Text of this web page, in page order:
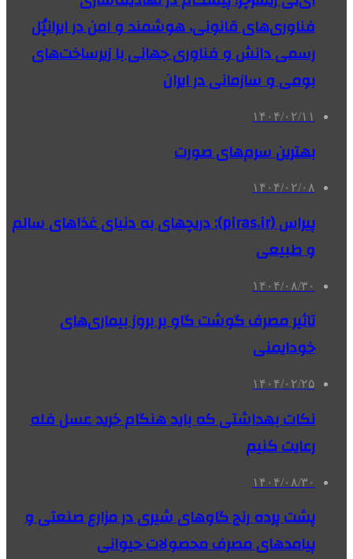
فناوری‌های قانونی، هوشمند و امن در ایرانپُل
رسمی دانش و فناوری جهانی با زیرساخت‌های
بومی و سازمانی در ایران
۱۴۰۴/۰۲/۱۱
بهترین سرم‌های صورت
۱۴۰۴/۰۲/۰۸
پیراس (piras.ir): دریچهای به دنیای غذاهای سالم
و طبیعی
۱۴۰۴/۰۸/۳۰
تاثیر مصرف گوشت گاو بر بروز بیماری‌های
خودایمنی
۱۴۰۴/۰۲/۲۵
نکات بهداشتی که باید هنگام خرید عسل فله
رعایت کنیم
۱۴۰۴/۰۸/۳۰
پشت پرده رنج گاوهای شیری در مزارع صنعتی و
پیامدهای مصرف محصولات حیوانی